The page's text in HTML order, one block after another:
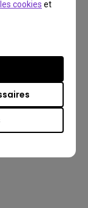
cookies et